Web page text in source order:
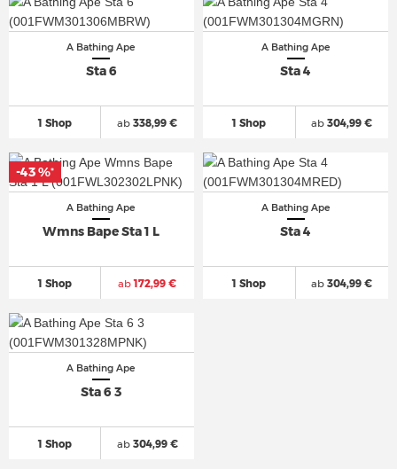
A Bathing Ape
Sta 6
1 Shop ab 338,99 €
A Bathing Ape
Sta 4
1 Shop ab 304,99 €
A Bathing Ape
Wmns Bape Sta 1 L
1 Shop ab172,99 €
-43 %*
-43 %*
A Bathing Ape
Sta 4
1 Shop ab 304,99 €
A Bathing Ape
Sta 6 3
1 Shop ab304,99 €